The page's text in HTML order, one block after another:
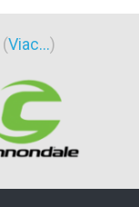
Viac...)